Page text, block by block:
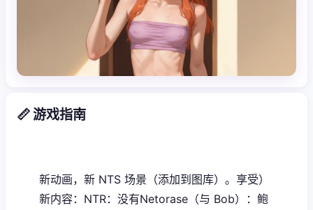
📏 游戏指南
新动画，新 NTS 场景（添加到图库）。享受）
新内容：NTR：没有Netorase（与 Bob）：鲍